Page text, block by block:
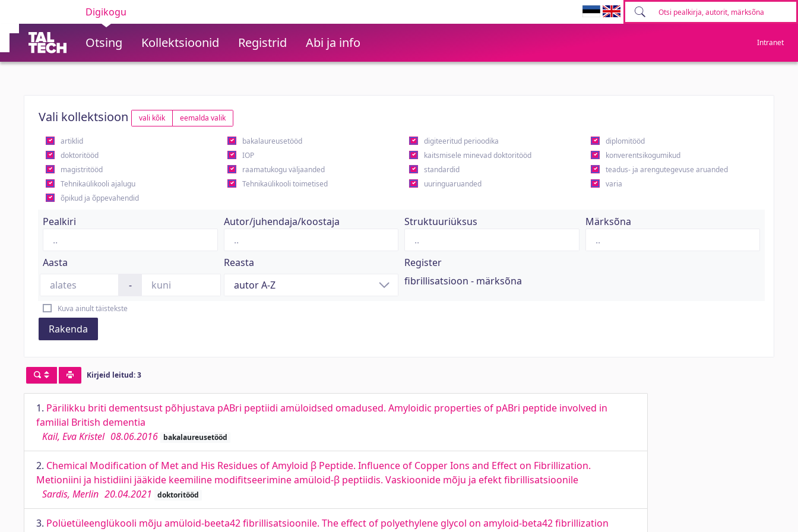
Digikogu
Otsing Kollektsioonid Registrid Abi ja info Intranet
Vali kollektsioon vali kõik eemalda valik
artiklid bakalaureusetööd digiteeritud perioodika
diplomitööd
doktoritööd
IOP kaitsmisele minevad doktoritööd
konverentsikogumikud
magistritööd
raamatukogu väljaanded standardid
teadus- ja arengutegevuse aruanded
Tehnikaülikooli ajalugu
Tehnikaülikooli toimetised uuringuaruanded
varia
õpikud ja õppevahendid
Pealkiri Autor/juhendaja/koostaja Struktuuriüksus Märksõna
Aasta
-
Reasta
Register
fibrillisatsioon - märksõna
Kuva ainult täistekste
Rakenda
Kirjeid leitud: 3
1. Pärilikku briti dementsust põhjustava pABri peptiidi amüloidsed omadused. Amyloidic properties of pABri peptide involved in
familial British dementia
Kail, Eva Kristel 08.06.2016 bakalaureusetööd
2. Chemical Modification of Met and His Residues of Amyloid β Peptide. Influence of Copper Ions and Effect on Fibrillization.
Metioniini ja histidiini jääkide keemiline modifitseerimine amüloid-β peptiidis. Vaskioonide mõju ja efekt fibrillisatsioonile
Sardis, Merlin 20.04.2021 doktoritööd
3. Polüetüleenglükooli mõju amüloid-beeta42 fibrillisatsioonile. The effect of polyethylene glycol on amyloid-beta42 fibrillization